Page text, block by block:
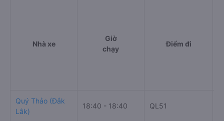
Nhà xe
Giờ
chạy
Điểm đi
Quý Thảo (Đắk
Lắk)
18:40 - 18:40 QL51